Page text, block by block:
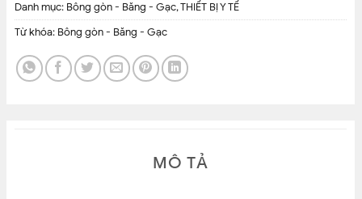
Danh mục: Bông gòn - Băng - Gạc,THIẾT BỊ Y TẾ
Từ khóa: Bông gòn - Băng - Gạc
MÔ TẢ